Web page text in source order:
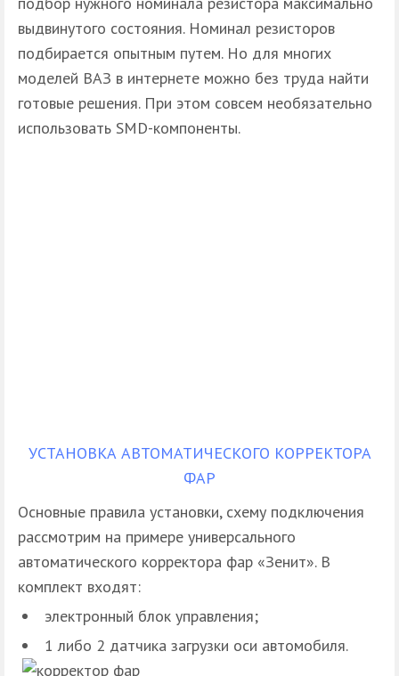
выдвинутого состояния. Номинал резисторов
подбирается опытным путем. Но для многих
моделей ВАЗ в интернете можно без труда найти
готовые решения. При этом совсем необязательно
использовать SMD-компоненты.
УСТАНОВКА АВТОМАТИЧЕСКОГО КОРРЕКТОРА
ФАР
Основные правила установки, схему подключения
рассмотрим на примере универсального
автоматического корректора фар «Зенит». В
комплект входят:
электронный блок управления;
1 либо 2 датчика загрузки оси автомобиля.